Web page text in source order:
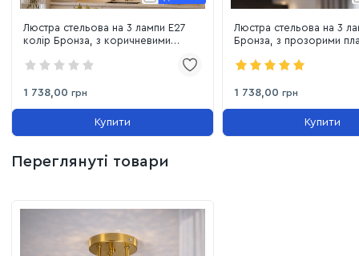
Люстра стельова на 3 лампи Е27
колір Бронза, з коричневими
1 738,00 грн
Купити
Люстра стельова на 3
Бронза, з прозорими
1 738,00 грн
Купити
Переглянуті товари